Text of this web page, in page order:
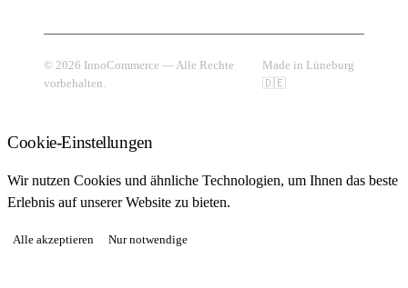
© 2026 InnoCommerce — Alle Rechte
vorbehalten.
Made in Lüneburg
🇩🇪
Cookie-Einstellungen
Wir nutzen Cookies und ähnliche Technologien, um Ihnen das beste
Erlebnis auf unserer Website zu bieten.
Alle akzeptieren Nur notwendige